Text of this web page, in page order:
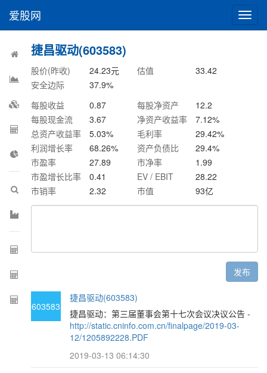
切
换
爱股网
捷昌驱动(603583)
股价(昨收) 24.23元 估值
33.42
安全边际
37.9%
每股收益
0.87 每股净资产
12.2
每股现金流
3.67 净资产收益率 7.12%
总资产收益率
5.03% 毛利率 29.42%
利润增长率
68.26% 资产负债比 29.4%
市盈率
27.89 市净率
1.99
市盈增长比率
0.41 EV / EBIT
28.22
市销率
2.32 市值 93亿
发布
603583
捷昌驱动(603583)
捷昌驱动：第三届董事会第十七次会议决议公告 -
http://static.cninfo.com.cn/finalpage/2019-03-
12/1205892228.PDF
2019-03-13 06:14:30